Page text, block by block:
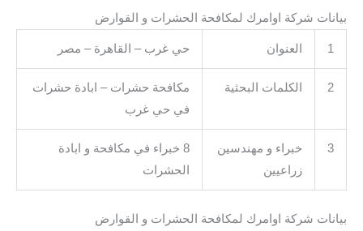
بيانات شركة اوامرك لمكافحة الحشرات و القوارض
1 العنوان حي غرب – القاهرة – مصر
2 الكلمات البحثية
مكافحة حشرات – ابادة حشرات
في حي غرب
3
خبراء و مهندسين
زراعيين
8 خبراء في مكافحة و ابادة
الحشرات
بيانات شركة اوامرك لمكافحة الحشرات و القوارض